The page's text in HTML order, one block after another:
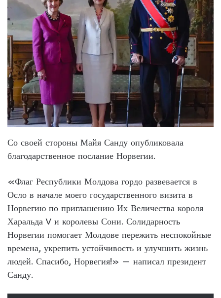
Со своей стороны Майя Санду опубликовала
благодарственное послание Норвегии.
«Флаг Республики Молдова гордо развевается в
Осло в начале моего государственного визита в
Норвегию по приглашению Их Величества короля
Харальда V и королевы Сони. Солидарность
Норвегии помогает Молдове пережить неспокойные
времена, укрепить устойчивость и улучшить жизнь
людей. Спасибо, Норвегия!» — написал президент
Санду.